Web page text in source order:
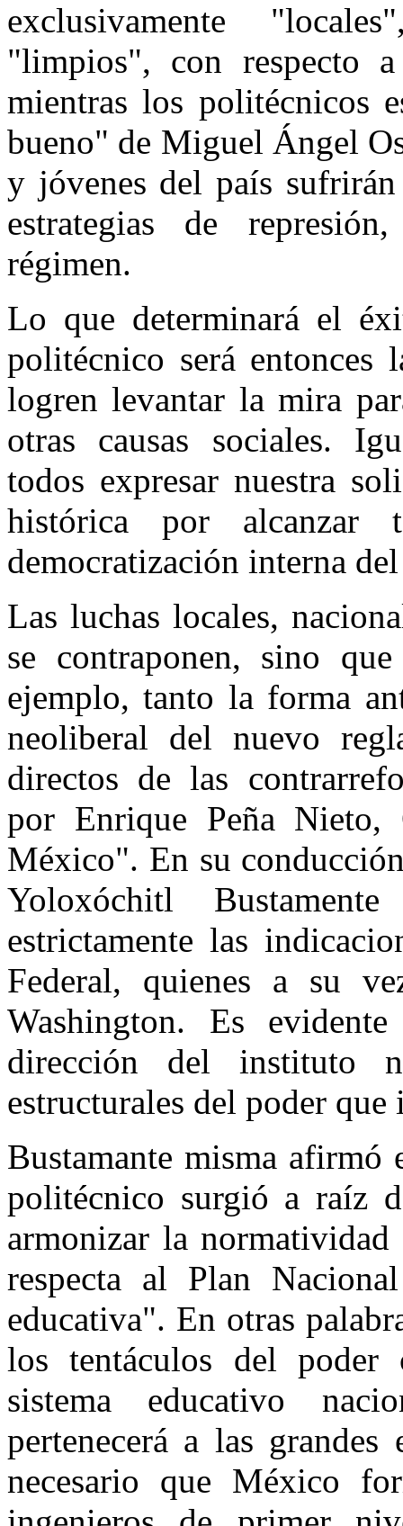
exclusivamente
"limpios", con respecto
mientras los politécnicos
bueno" de Miguel Ángel
y jóvenes del país
estrategias de
régimen.
Lo que determinará el
politécnico será entonces
logren levantar la mira
otras causas sociales.
todos expresar nuestra
histórica por alcanzar
democratización interna
Las luchas locales,
se contraponen, sino
ejemplo, tanto la forma
neoliberal del nuevo
directos de las
por Enrique Peña
México". En su
Yoloxóchitl
estrictamente las
Federal, quienes a su
Washington. Es
dirección del instituto
estructurales del poder
Bustamante misma
politécnico surgió a raíz
armonizar la
respecta al Plan
educativa". En otras
los tentáculos del poder
sistema educativo
pertenecerá a las grandes
necesario que México